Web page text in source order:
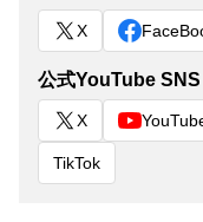
X
公式YouTube SNS
X
TikTok